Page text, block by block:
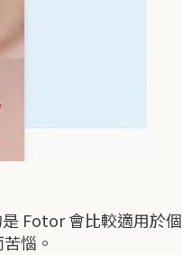
Fotor 會比較適用於
惱。